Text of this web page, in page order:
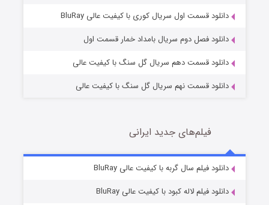
قسمت1 (زیرنویس) منتشر شد
قسمت6 (زیرنویس) منتشر شد
دانلود قسمت اول سریال کوری با کیفیت عالی BluRay
دانلود فصل دوم سریال بامداد خمار قسمت اول
دانلود قسمت دهم سریال گل سنگ با کیفیت عالی
دانلود قسمت نهم سریال گل سنگ با کیفیت عالی
فیلم‌های جدید ایرانی
دانلود فیلم سال گربه با کیفیت عالی BluRay
دانلود فیلم لاله کبود با کیفیت عالی BluRay